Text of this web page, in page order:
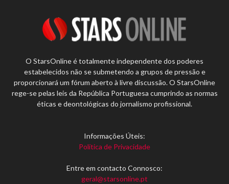
O StarsOnline é totalmente independente dos poderes
estabelecidos não se submetendo a grupos de pressão e
proporcionará um fórum aberto à livre discussão. O StarsOnline
rege-se pelas leis da República Portuguesa cumprindo as normas
éticas e deontológicas do jornalismo profissional.
Informações Úteis:
Política de Privacidade
Entre em contacto Connosco:
geral@starsonline.pt